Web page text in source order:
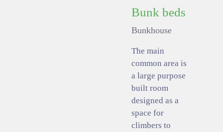
Bunk beds
Bunkhouse
The main
common area is
a large purpose
built room
designed as a
space for
climbers to